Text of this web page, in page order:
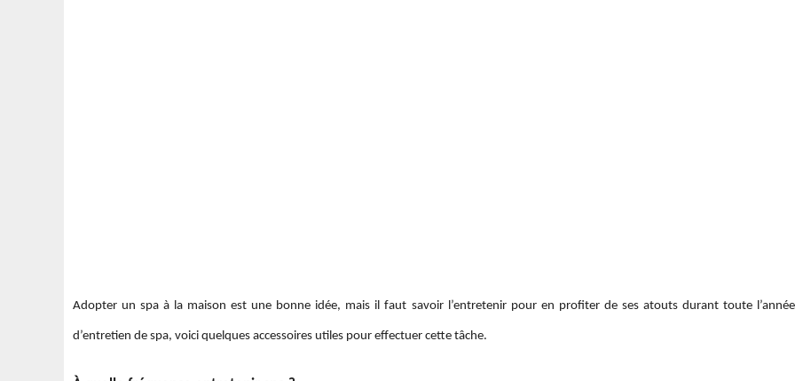
Adopter un spa à la maison est une bonne idée, mais il faut savoir l’entretenir pour en profiter de ses atouts durant toute
d’entretien de spa, voici quelques accessoires utiles pour effectuer cette tâche.